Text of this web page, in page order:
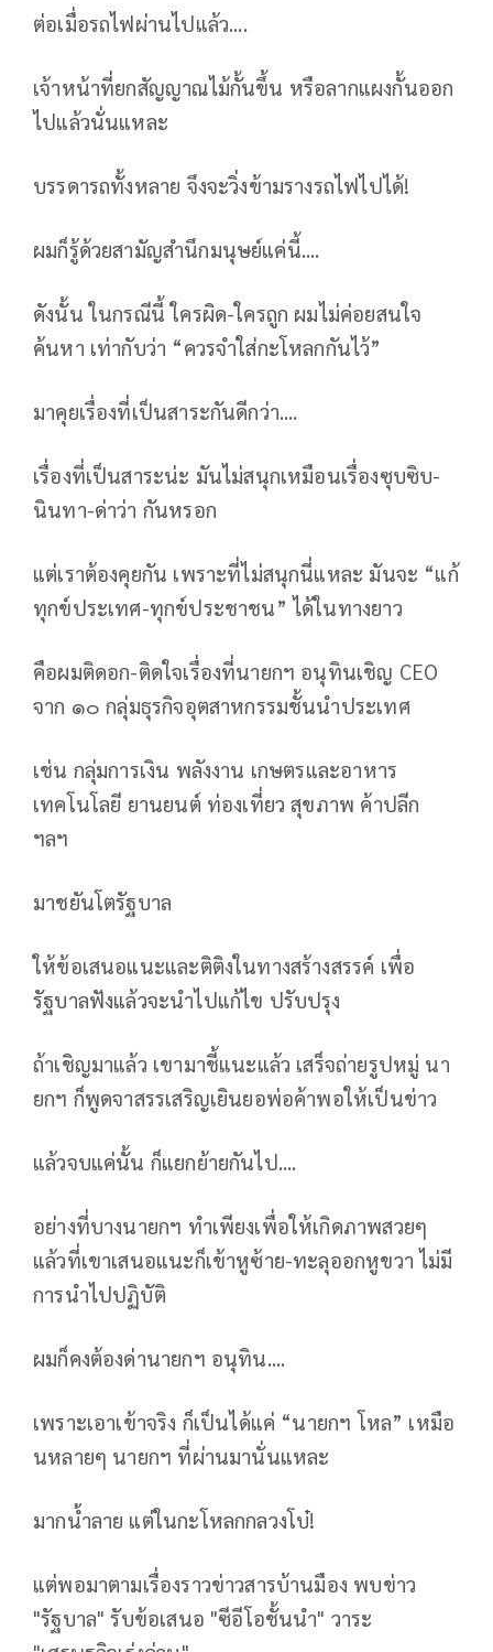
ต่อเมื่อรถไฟผ่านไปแล้ว....
เจ้าหน้าที่ยกสัญญาณไม้กั้นขึ้น หรือลากแผงกั้นออก
ไปแล้วนั่นแหละ
บรรดารถทั้งหลาย จึงจะวิ่งข้ามรางรถไฟไปได้!
ผมก็รู้ด้วยสามัญสำนึกมนุษย์แค่นี้....
ดังนั้น ในกรณีนี้ ใครผิด-ใครถูก ผมไม่ค่อยสนใจ
ค้นหา เท่ากับว่า “ควรจำใส่กะโหลกกันไว้”
มาคุยเรื่องที่เป็นสาระกันดีกว่า....
เรื่องที่เป็นสาระน่ะ มันไม่สนุกเหมือนเรื่องซุบซิบ-
นินทา-ด่าว่า กันหรอก
แต่เราต้องคุยกัน เพราะที่ไม่สนุกนี่แหละ มันจะ “แก้
ทุกข์ประเทศ-ทุกข์ประชาชน” ได้ในทางยาว
คือผมติดอก-ติดใจเรื่องที่นายกฯ อนุทินเชิญ CEO
จาก ๑๐ กลุ่มธุรกิจอุตสาหกรรมชั้นนำประเทศ
เช่น กลุ่มการเงิน พลังงาน เกษตรและอาหาร
เทคโนโลยี ยานยนต์ ท่องเที่ยว สุขภาพ ค้าปลีก
ฯลฯ
มาชยันโตรัฐบาล
ให้ข้อเสนอแนะและติติงในทางสร้างสรรค์ เพื่อ
รัฐบาลฟังแล้วจะนำไปแก้ไข ปรับปรุง
ถ้าเชิญมาแล้ว เขามาชี้แนะแล้ว เสร็จถ่ายรูปหมู่ นา
ยกฯ ก็พูดจาสรรเสริญเยินยอพ่อค้าพอให้เป็นข่าว
แล้วจบแค่นั้น ก็แยกย้ายกันไป....
อย่างที่บางนายกฯ ทำเพียงเพื่อให้เกิดภาพสวยๆ
แล้วที่เขาเสนอแนะก็เข้าหูซ้าย-ทะลุออกหูขวา ไม่มี
การนำไปปฏิบัติ
ผมก็คงต้องด่านายกฯ อนุทิน....
เพราะเอาเข้าจริง ก็เป็นได้แค่ “นายกฯ โหล” เหมือ
นหลายๆ นายกฯ ที่ผ่านมานั่นแหละ
มากน้ำลาย แต่ในกะโหลกกลวงโบ๋!
แต่พอมาตามเรื่องราวข่าวสารบ้านมือง พบข่าว
"รัฐบาล" รับข้อเสนอ "ซีอีโอชั้นนำ" วาระ